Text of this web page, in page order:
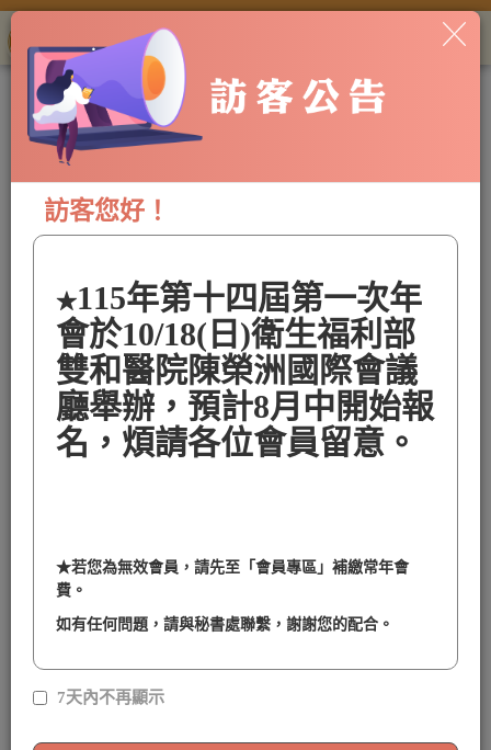
中華民國肥胖研究學會
Chinese Taipei Society
for the Study of Obesity, CTSSO
首頁 / 最新消息 /
【論文競賽】中華民國肥胖研究學會
第十三屆第三次年會論文競賽徵稿
【論文競賽】中華民國肥胖研
究學會第十三屆第三次年會論
114/08/20 17:25
分享至本文：
歡迎並邀請各位中華民國肥胖研究學會會員提出學術
論文，於第十三屆第三次中華民國肥胖研究學會年會
發表。
發表地點為：臺北醫學大學雙和校區 生醫7樓國際會
議廳廣場(教學研究大樓七樓)
＊學術論文發表須知及申請表請下載附件檔
訪客您好！
★115年第十四屆第一次年
會於10/18(日)衛生福利部
雙和醫院陳榮洲國際會議
廳舉辦，預計8月中開始報
名，煩請各位會員留意。
★若您為無效會員，請先至「會員專區」補繳常年會
費。
如有任何問題，請與秘書處聯繫，謝謝您的配合。
7天內不再顯示